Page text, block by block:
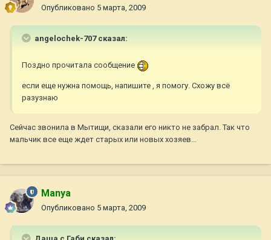
Опубликовано 5 марта, 2009
angelochek-707 сказал:
Поздно прочитала сообщение
если еще нужна помощь, напишите , я помогу. Схожу всё
разузнаю
Сейчас звонила в Мытищи, сказали его никто не забрал. Так что
мальчик все еще ждет старых или новых хозяев...
Manya
Опубликовано 5 марта, 2009